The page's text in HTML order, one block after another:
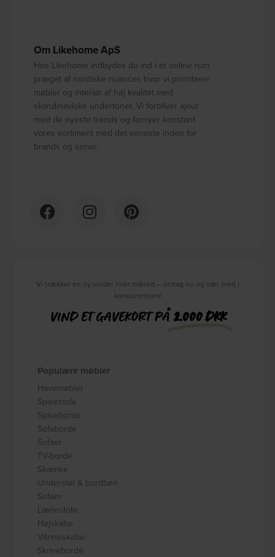
Om Likehome ApS
Hos Likehome indbydes du ind i et online rum
præget af nordiske nuancer, hvor vi prioriterer
møbler og interiør af høj kvalitet med
skandinaviske undertoner. Vi forbliver ajour
med de nyeste trends og fornyer konstant
vores sortiment med det seneste inden for
brands og serier.
Vi trækker en ny vinder hver måned – deltag nu og vær med i
konkurrencen!
VIND ET GAVEKORT PÅ2.000 DKK
Populære møbler
Havemøbler
Spisestole
Spiseborde
Sofaborde
Sofaer
TV-borde
Skænke
Understel & bordben
Sofaer
Lænestole
Højskabe
Vitrineskabe
Skriveborde